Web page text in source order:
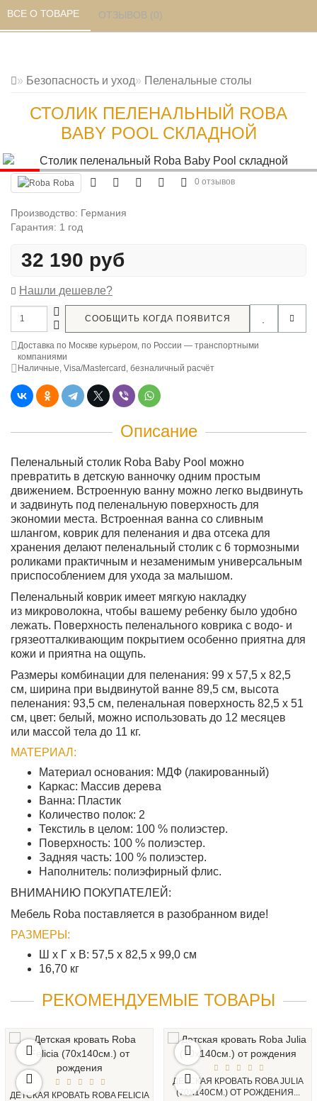
Безопасность и уход Пеленальные столы
СТОЛИК ПЕЛЕНАЛЬНЫЙ ROBA
BABY POOL СКЛАДНОЙ
ВСЕ О ТОВАРЕ ОТЗЫВОВ (0)
Roba 0 отзывов
Производство: Германия
Гарантия: 1 год
32 190 руб
Нашли дешевле?
СООБЩИТЬ КОГДА ПОЯВИТСЯ
Доставка по Москве курьером, по России — транспортными
компаниями
Наличные, Visa/Mastercard, безналичный расчёт
Описание
Пеленальный столик Roba Baby Pool можно
превратить в детскую ванночку одним простым
движением. Встроенную ванну можно легко выдвинуть
и задвинуть под пеленальную поверхность для
экономии места. Встроенная ванна со сливным
шлангом, коврик для пеленания и два отсека для
хранения делают пеленальный столик с 6 тормозными
роликами практичным и незаменимым универсальным
приспособлением для ухода за малышом.
Пеленальный коврик имеет мягкую накладку
из микроволокна, чтобы вашему ребенку было удобно
лежать. Поверхность пеленального коврика с водо- и
грязеотталкивающим покрытием особенно приятна для
кожи и приятна на ощупь.
Размеры комбинации для пеленания: 99 x 57,5 ​​x 82,5
см, ширина при выдвинутой ванне 89,5 см, высота
пеленания: 93,5 см, пеленальная поверхность 82,5 x 51
см, цвет: белый, можно использовать до 12 месяцев
или массой тела до 11 кг.
МАТЕРИАЛ:
Материал основания: МДФ (лакированный)
Каркас: Массив дерева
Ванна: Пластик
Количество полок: 2
Текстиль в целом: 100 % полиэстер.
Поверхность: 100 % полиэстер.
Задняя часть: 100 % полиэстер.
Наполнитель: полиэфирный флис.
ВНИМАНИЮ ПОКУПАТЕЛЕЙ:
Мебель Roba поставляется в разобранном виде!
РАЗМЕРЫ:
Ш x Г x В: 57,5 ​​x 82,5 x 99,0 см
16,70 кг
РЕКОМЕНДУЕМЫЕ ТОВАРЫ
ДЕТСКАЯ КРОВАТЬ ROBA FELICIA
ДЕТСКАЯ КРОВАТЬ ROBA JULIA
(70Х140СМ.) ОТ РОЖДЕНИЯ...